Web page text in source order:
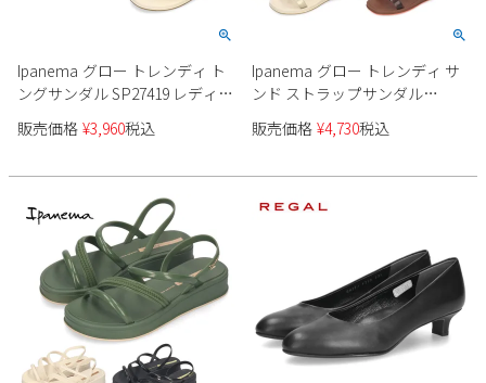
Ipanema グロー トレンディ ト
ングサンダル SP27419 レディー
ス
販売価格 ¥3,960税込
Ipanema グロー トレンディ サ
ンド ストラップサンダル
SP27423 レディース
販売価格 ¥4,730税込